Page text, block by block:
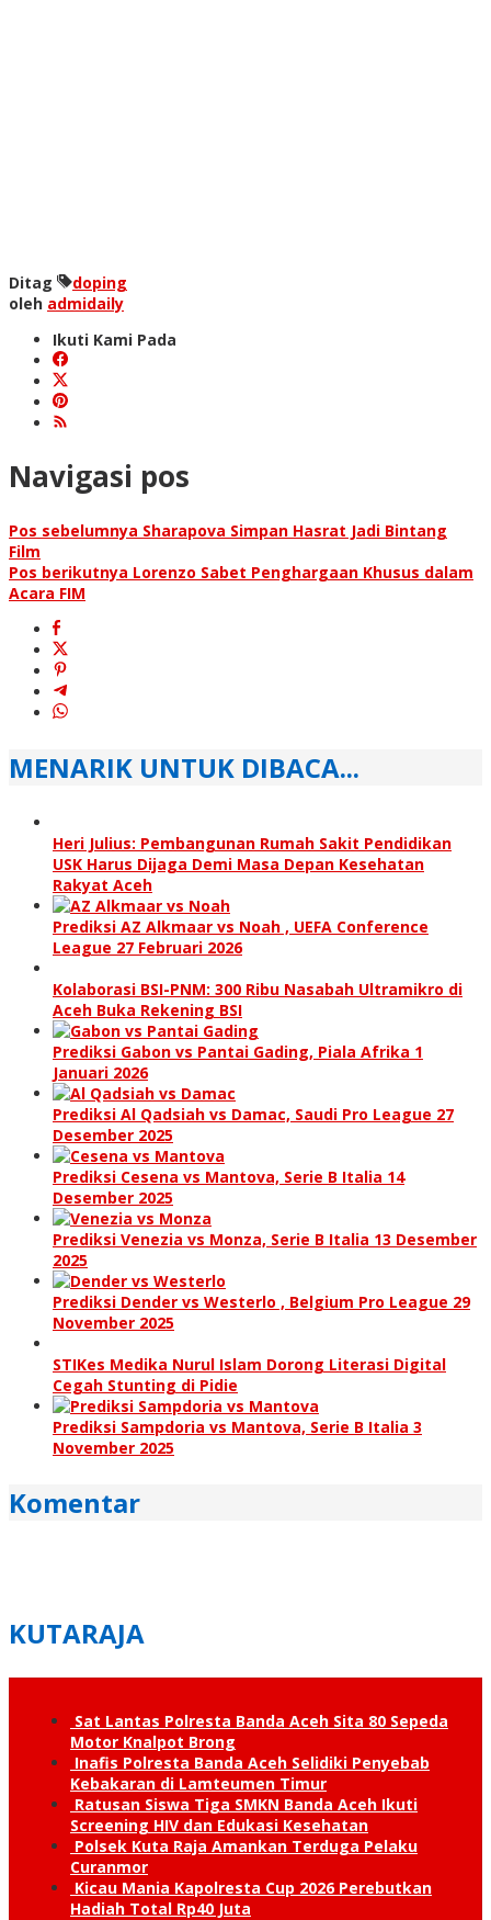
Ditag
doping
oleh admidaily
Ikuti Kami Pada
Navigasi pos
Pos sebelumnya Sharapova Simpan Hasrat Jadi Bintang
Film
Pos berikutnya Lorenzo Sabet Penghargaan Khusus dalam
Acara FIM
MENARIK UNTUK DIBACA...
Heri Julius: Pembangunan Rumah Sakit Pendidikan
USK Harus Dijaga Demi Masa Depan Kesehatan
Rakyat Aceh
Prediksi AZ Alkmaar vs Noah , UEFA Conference
League 27 Februari 2026
Kolaborasi BSI-PNM: 300 Ribu Nasabah Ultramikro di
Aceh Buka Rekening BSI
Prediksi Gabon vs Pantai Gading, Piala Afrika 1
Januari 2026
Prediksi Al Qadsiah vs Damac, Saudi Pro League 27
Desember 2025
Prediksi Cesena vs Mantova, Serie B Italia 14
Desember 2025
Prediksi Venezia vs Monza, Serie B Italia 13 Desember
2025
Prediksi Dender vs Westerlo , Belgium Pro League 29
November 2025
STIKes Medika Nurul Islam Dorong Literasi Digital
Cegah Stunting di Pidie
Prediksi Sampdoria vs Mantova, Serie B Italia 3
November 2025
Komentar
KUTARAJA
Sat Lantas Polresta Banda Aceh Sita 80 Sepeda
Motor Knalpot Brong
Inafis Polresta Banda Aceh Selidiki Penyebab
Kebakaran di Lamteumen Timur
Ratusan Siswa Tiga SMKN Banda Aceh Ikuti
Screening HIV dan Edukasi Kesehatan
Polsek Kuta Raja Amankan Terduga Pelaku
Curanmor
Kicau Mania Kapolresta Cup 2026 Perebutkan
Hadiah Total Rp40 Juta